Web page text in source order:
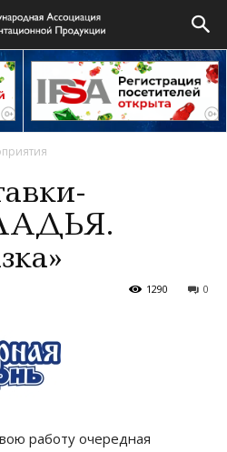
0
1290
работу очередная